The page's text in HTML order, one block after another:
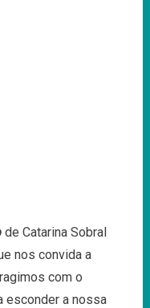
de Catarina Sobral
nos convida a
com o
esconder a nossa